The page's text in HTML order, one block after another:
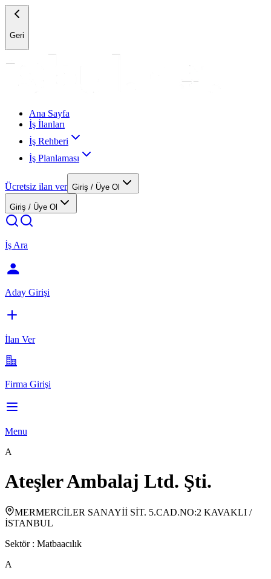
Geri
Ana Sayfa
İş İlanları
İş Rehberi
İş Planlaması
Ücretsiz ilan ver Giriş / Üye Ol
Giriş / Üye Ol
İş Ara
Aday Girişi
İlan Ver
Firma Girişi
Menu
A
Ateşler Ambalaj Ltd. Şti.
MERMERCİLER SANAYİİ SİT. 5.CAD.NO:2 KAVAKLI /
İSTANBUL
Sektör : Matbaacılık
A